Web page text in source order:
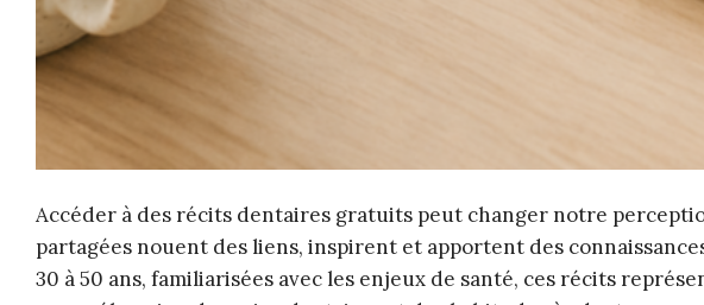
Accéder à des récits dentaires gratuits peut changer notre
partagées nouent des liens, inspirent et apportent des
30 à 50 ans, familiarisées avec les enjeux de santé, ces récits